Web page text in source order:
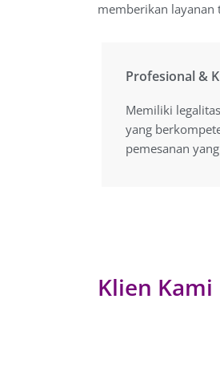
memberikan layanan
Profesional &
Memiliki
yang
pemesanan
Profesional &
Memiliki
yang
pemesanan yang
Klien Kami